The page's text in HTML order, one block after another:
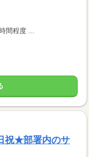
間程度 ...
祝★部署内のサ